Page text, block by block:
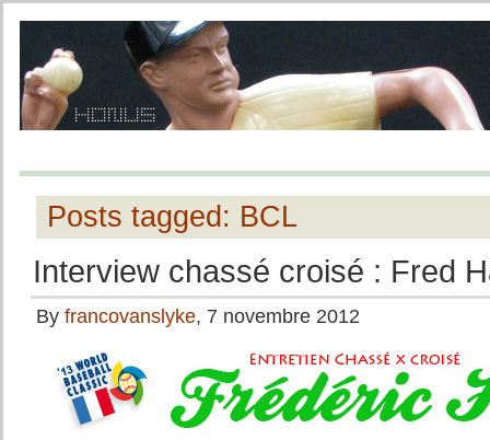
Posts tagged: BCL
Interview chassé croisé : Fred
By francovanslyke, 7 novembre 2012